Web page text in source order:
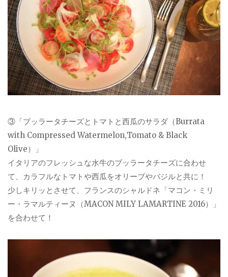
③「ブッラータチーズとトマトと西瓜のサラダ（Burrata
with Compressed Watermelon,Tomato & Black
Olive）」
イタリアのフレッシュな水牛のブッラータチーズに合わせ
て、カラフルなトマトや西瓜をオリーブやバジルと共に！
少しキリッとさせて、フランスのシャルドネ「マコン・ミリ
ー・ラマルティーヌ（MACON MILY LAMARTINE 2016）」
を合わせて！